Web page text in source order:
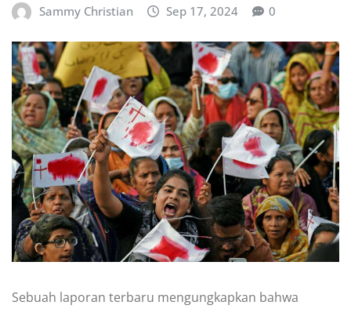
Sammy Christian Sep 17, 2024 0
Sebuah laporan terbaru mengungkapkan bahwa